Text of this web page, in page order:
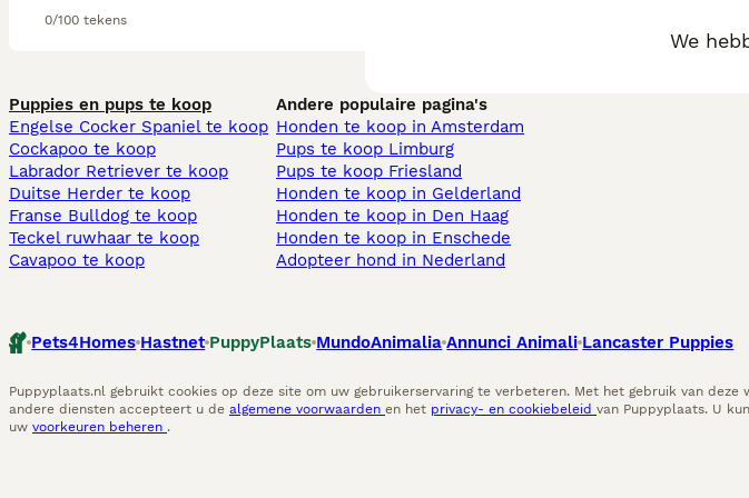
0/100 tekens
We
Puppies en pups te koop
Engelse Cocker Spaniel te koop
Cockapoo te koop
Labrador Retriever te koop
Duitse Herder te koop
Franse Bulldog te koop
Teckel ruwhaar te koop
Cavapoo te koop
Andere populaire pagina's
Honden te koop in Amsterdam
Pups te koop Limburg​
Pups te koop Friesland​
Honden te koop in Gelderland
Honden te koop in Den Haag
Honden te koop in Enschede
Adopteer hond in Nederland
Pets4Homes Hastnet PuppyPlaats MundoAnimalia Annunci Animali Lancaster Puppies
Puppyplaats.nl gebruikt cookies op deze site om uw gebruikerservaring te verbeteren. Met het gebruik van deze
andere diensten accepteert u de algemene voorwaarden en het privacy- en cookiebeleid van Puppyplaats. U
uw voorkeuren beheren .